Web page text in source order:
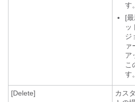
す。
[
ッ
ジ
ァ
ア
こ
す。
[Delete]
カス